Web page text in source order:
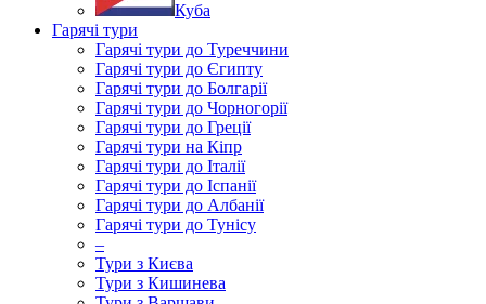
Куба
Гарячі тури
Гарячі тури до Туреччини
Гарячі тури до Єгипту
Гарячі тури до Болгарії
Гарячі тури до Чорногорії
Гарячі тури до Греції
Гарячі тури на Кіпр
Гарячі тури до Італії
Гарячі тури до Іспанії
Гарячі тури до Албанії
Гарячі тури до Тунісу
–
Тури з Києва
Тури з Кишинева